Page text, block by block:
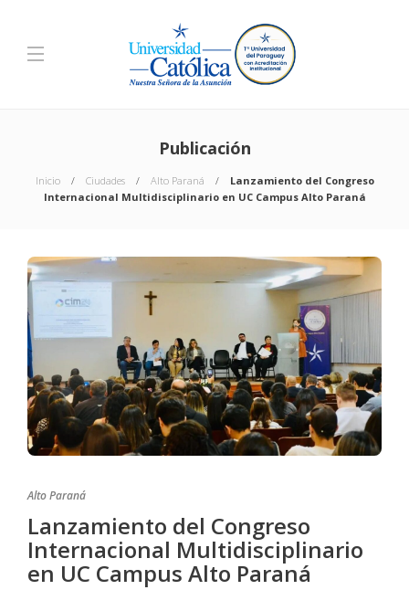
Publicación
Inicio Ciudades Alto Paraná
Lanzamiento del Congreso
Internacional Multidisciplinario en UC Campus Alto Paraná
Alto Paraná
Lanzamiento del Congreso
Internacional Multidisciplinario
en UC Campus Alto Paraná